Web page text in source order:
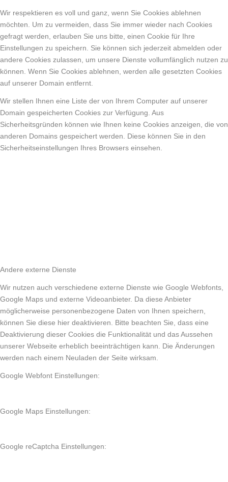
Wir respektieren es voll und ganz, wenn Sie Cookies ablehnen
möchten. Um zu vermeiden, dass Sie immer wieder nach Cookies
gefragt werden, erlauben Sie uns bitte, einen Cookie für Ihre
Einstellungen zu speichern. Sie können sich jederzeit abmelden oder
andere Cookies zulassen, um unsere Dienste vollumfänglich nutzen zu
können. Wenn Sie Cookies ablehnen, werden alle gesetzten Cookies
auf unserer Domain entfernt.
Wir stellen Ihnen eine Liste der von Ihrem Computer auf unserer
Domain gespeicherten Cookies zur Verfügung. Aus
Sicherheitsgründen können wie Ihnen keine Cookies anzeigen, die von
anderen Domains gespeichert werden. Diese können Sie in den
Sicherheitseinstellungen Ihres Browsers einsehen.
Andere externe Dienste
Wir nutzen auch verschiedene externe Dienste wie Google Webfonts,
Google Maps und externe Videoanbieter. Da diese Anbieter
möglicherweise personenbezogene Daten von Ihnen speichern,
können Sie diese hier deaktivieren. Bitte beachten Sie, dass eine
Deaktivierung dieser Cookies die Funktionalität und das Aussehen
unserer Webseite erheblich beeinträchtigen kann. Die Änderungen
werden nach einem Neuladen der Seite wirksam.
Google Webfont Einstellungen:
Google Maps Einstellungen:
Google reCaptcha Einstellungen: